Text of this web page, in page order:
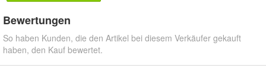
Bewertungen
So haben Kunden, die den Artikel bei diesem Verkäufer gekauft
haben, den Kauf bewertet.